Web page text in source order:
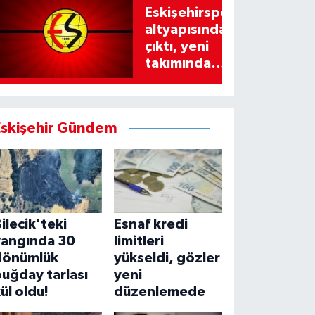
Eskişehirspor
altyapısından
çıktı, yeni
takımında
Gündem
30
tarlası
oldu!
Esnaf kredi
limitleri
yükseldi, gözler
yeni
düzenlemede